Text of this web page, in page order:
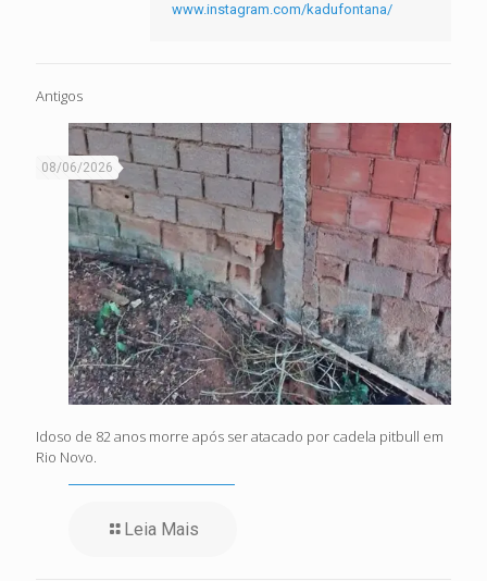
www.instagram.com/kadufontana/
Antigos
08/06/2026
Idoso de 82 anos morre após ser atacado por cadela pitbull em
Rio Novo.
Leia Mais